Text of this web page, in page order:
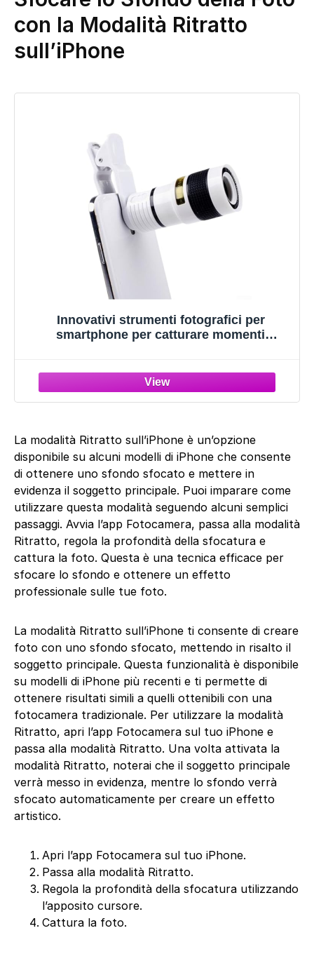
con la Modalità Ritratto
sull’iPhone
Innovativi strumenti fotografici per
smartphone per catturare momenti
La modalità Ritratto sull’iPhone è un’opzione
disponibile su alcuni modelli di iPhone che consente
di ottenere uno sfondo sfocato e mettere in
evidenza il soggetto principale. Puoi imparare come
utilizzare questa modalità seguendo alcuni semplici
passaggi. Avvia l’app Fotocamera, passa alla modalità
Ritratto, regola la profondità della sfocatura e
cattura la foto. Questa è una tecnica efficace per
sfocare lo sfondo e ottenere un effetto
professionale sulle tue foto.
La modalità Ritratto sull’iPhone ti consente di creare
foto con uno sfondo sfocato, mettendo in risalto il
soggetto principale. Questa funzionalità è disponibile
su modelli di iPhone più recenti e ti permette di
ottenere risultati simili a quelli ottenibili con una
fotocamera tradizionale. Per utilizzare la modalità
Ritratto, apri l’app Fotocamera sul tuo iPhone e
passa alla modalità Ritratto. Una volta attivata la
modalità Ritratto, noterai che il soggetto principale
verrà messo in evidenza, mentre lo sfondo verrà
sfocato automaticamente per creare un effetto
artistico.
Apri l’app Fotocamera sul tuo iPhone.
Passa alla modalità Ritratto.
Regola la profondità della sfocatura utilizzando
l’apposito cursore.
Cattura la foto.